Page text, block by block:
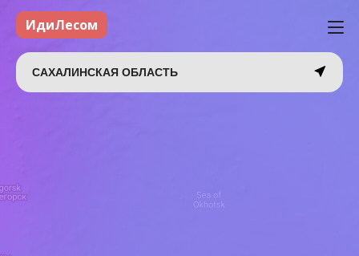
ИдиЛесом
САХАЛИНСКАЯ ОБЛАСТЬ